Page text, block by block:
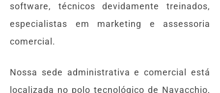
software, técnicos devidamente treinados,
especialistas em marketing e assessoria
comercial.
Nossa sede administrativa e comercial está
localizada no polo tecnológico de Navacchio,